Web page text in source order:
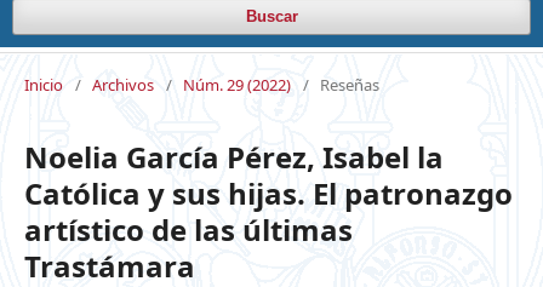
Buscar
Inicio / Archivos / Núm. 29 (2022) / Reseñas
Noelia García Pérez, Isabel la
Católica y sus hijas. El patronazgo
artístico de las últimas
Trastámara